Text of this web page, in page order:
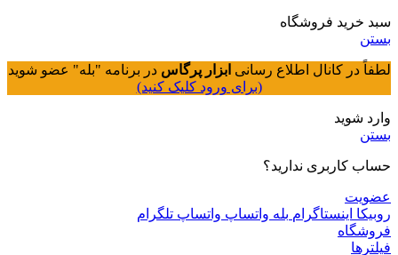
سبد خرید فروشگاه
بستن
لطفاً در کانال اطلاع رسانی ابزار پرگاس در برنامه "بله" عضو شوید
(برای ورود کلیک کنید)
وارد شوید
بستن
حساب کاربری ندارید؟
عضویت
روبیکا اینستاگرام بله واتساپ واتساپ تلگرام
فروشگاه
فیلترها